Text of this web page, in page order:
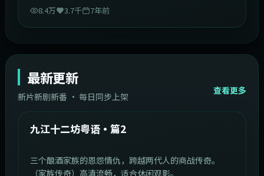
8.4万 3.7千 7年前
最新更新
新片新剧新番 · 每日同步上架
查看更多
最新
中国大陆 1:20:26
九江十二坊粤语·篇2
三个酿酒家族的恩怨情仇，跨越两代人的商战传奇。
（家族传奇）高清流畅，适合休闲观影。